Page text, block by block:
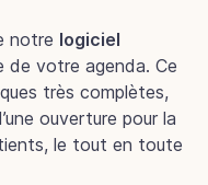
notre logiciel
de votre agenda. Ce
très complètes,
ouverture pour la
le tout en toute